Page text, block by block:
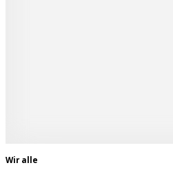
Wir alle